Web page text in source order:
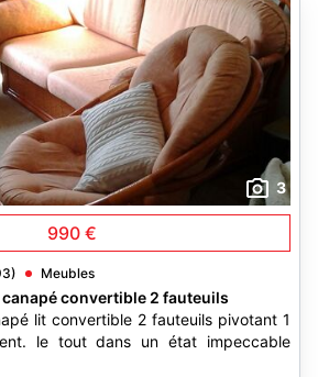
3
990 €
Meubles
convertible 2 fauteuils
lit convertible 2 fauteuils pivotant 1
le tout dans un état impeccable